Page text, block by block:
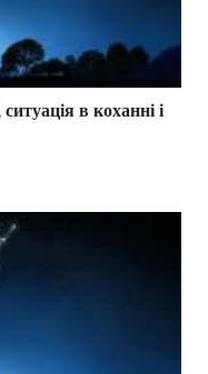
в коханні і